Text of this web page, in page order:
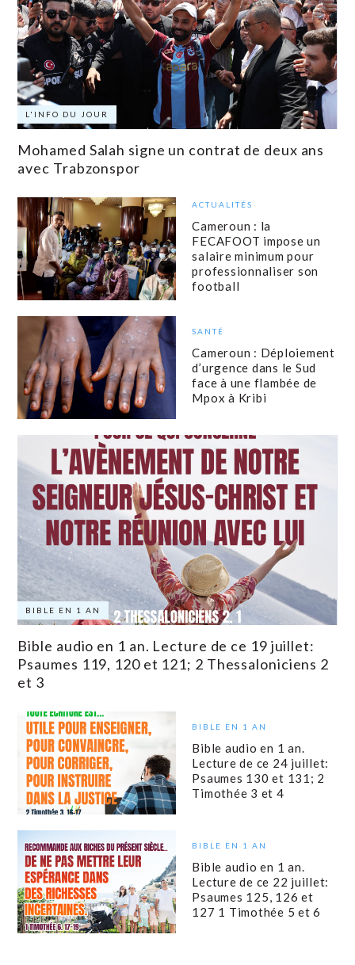
L'INFO DU JOUR
Mohamed Salah signe un contrat de deux ans
avec Trabzonspor
ACTUALITÉS
Cameroun : la
FECAFOOT impose un
salaire minimum pour
professionnaliser son
football
SANTÉ
Cameroun : Déploiement
d’urgence dans le Sud
face à une flambée de
Mpox à Kribi
BIBLE EN 1 AN
Bible audio en 1 an. Lecture de ce 19 juillet:
Psaumes 119, 120 et 121; 2 Thessaloniciens 2
et 3
BIBLE EN 1 AN
Bible audio en 1 an.
Lecture de ce 24 juillet:
Psaumes 130 et 131; 2
Timothée 3 et 4
BIBLE EN 1 AN
Bible audio en 1 an.
Lecture de ce 22 juillet:
Psaumes 125, 126 et
127 1 Timothée 5 et 6